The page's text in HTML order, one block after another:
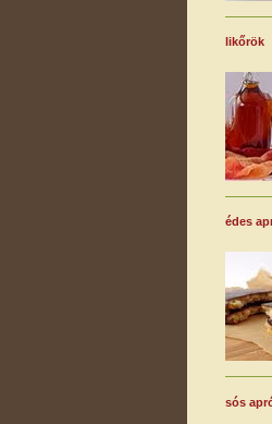
likőrök
édes
sós